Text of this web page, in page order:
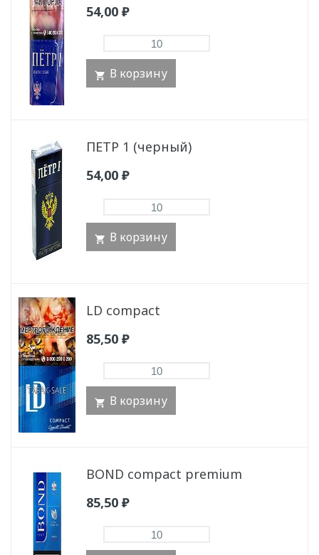
54,00 ₽
В корзину
ПЕТР 1 (черный)
54,00 ₽
В корзину
LD compact
85,50 ₽
В корзину
BOND compact premium
85,50 ₽